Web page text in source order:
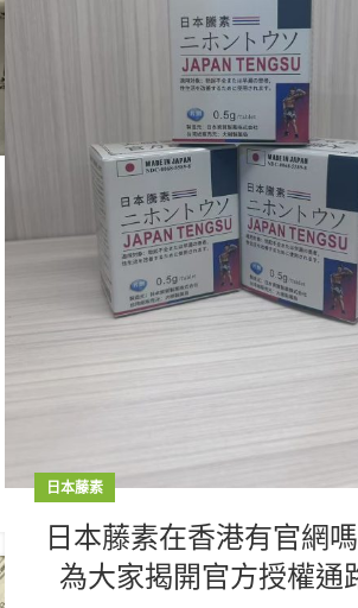
日本藤素
日本藤素在香港有官網
為大家揭開官方授權通